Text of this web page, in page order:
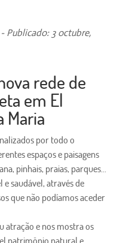
Publicado: 3 octubre,
rede de
em El
Maria
por todo o
espaços e paisagens
pinhais, praias, parques...
saudável, através de
que não podíamos aceder
atração e nos mostra os